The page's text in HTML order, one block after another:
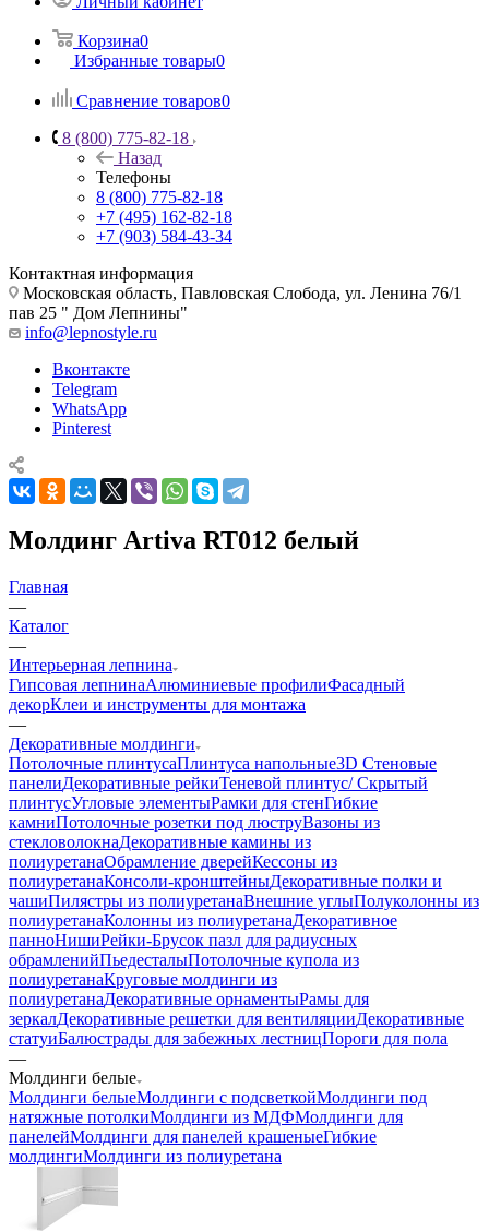
Корзина0
Избранные товары0
Сравнение товаров0
8 (800) 775-82-18
Назад
Телефоны
8 (800) 775-82-18
+7 (495) 162-82-18
+7 (903) 584-43-34
Контактная информация
Московская область, Павловская Слобода, ул. Ленина 76/1
пав 25 " Дом Лепнины"
info@lepnostyle.ru
Вконтакте
Telegram
WhatsApp
Pinterest
Молдинг Artiva RT012 белый
Главная
—
Каталог
—
Интерьерная лепнина
Гипсовая лепнинаАлюминиевые профилиФасадный
декорКлеи и инструменты для монтажа
—
Декоративные молдинги
Потолочные плинтусаПлинтуса напольные3D Стеновые
панелиДекоративные рейкиТеневой плинтус/ Скрытый
плинтусУгловые элементыРамки для стенГибкие
камниПотолочные розетки под люструВазоны из
стекловолокнаДекоративные камины из
полиуретанаОбрамление дверейКессоны из
полиуретанаКонсоли-кронштейныДекоративные полки и
чашиПилястры из полиуретанаВнешние углыПолуколонны из
полиуретанаКолонны из полиуретанаДекоративное
панноНишиРейки-Брусок пазл для радиусных
обрамленийПьедесталыПотолочные купола из
полиуретанаКруговые молдинги из
полиуретанаДекоративные орнаментыРамы для
зеркалДекоративные решетки для вентиляцииДекоративные
статуиБалюстрады для забежных лестницПороги для пола
—
Молдинги белые
Молдинги белыеМолдинги с подсветкойМолдинги под
натяжные потолкиМолдинги из МДФМолдинги для
панелейМолдинги для панелей крашеныеГибкие
молдингиМолдинги из полиуретана